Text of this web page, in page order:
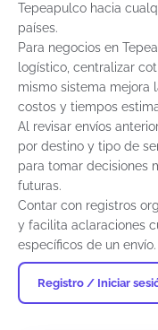
Tepeapulco hacia
países.
Para negocios en
logístico, centralizar
mismo sistema mejora
costos y tiempos
Al revisar envíos
por destino y tipo de
para tomar decisiones
futuras.
Contar con registros
y facilita aclaraciones
específicos de un envío.
Registro / Iniciar